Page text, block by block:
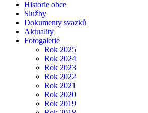
Historie obce
Služby
Dokumenty svazků
Aktuality
Fotogalerie
Rok 2025
Rok 2024
Rok 2023
Rok 2022
Rok 2021
Rok 2020
Rok 2019